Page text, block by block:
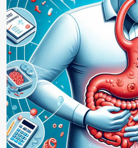
tratezi
bataturile
la
picioare